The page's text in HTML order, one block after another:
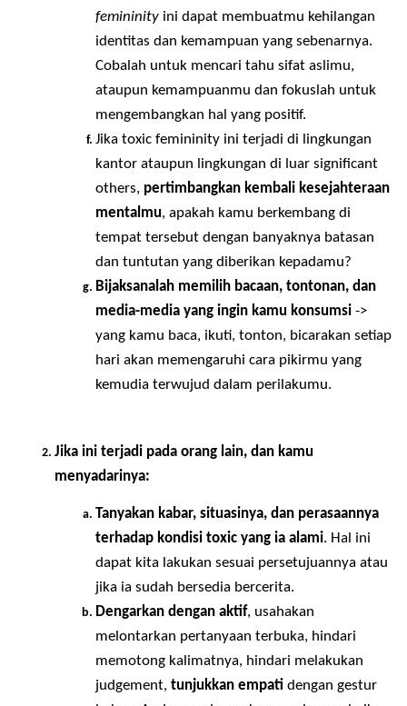
menjadi dirimu sendiri? Saat-saat inilah yang
dapat membuatmu berjarak dari lingkungan
atau pihak yang menekanmu untuk
menampilkan femininitas yang mereka
inginkan.
Sadari sifat aslimu dan kemampuanmu ->
femininity ini dapat membuatmu kehilangan
identitas dan kemampuan yang sebenarnya.
Cobalah untuk mencari tahu sifat aslimu,
ataupun kemampuanmu dan fokuslah untuk
mengembangkan hal yang positif.
Jika toxic femininity ini terjadi di lingkungan
kantor ataupun lingkungan di luar significant
others, pertimbangkan kembali
tempat tersebut dengan banyaknya batasan
dan tuntutan yang diberikan kepadamu?
media-media yang ingin kamu konsumsi ->
yang kamu baca, ikuti, tonton, bicarakan
hari akan memengaruhi cara pikirmu yang
Jika ini terjadi pada orang lain, dan kamu
menyadarinya: